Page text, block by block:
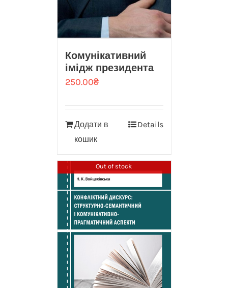
Комунікативний
імідж президента
250.00₴
Додати в
кошик
Details
Out of stock